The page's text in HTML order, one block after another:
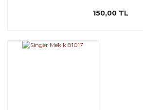
150,00 TL